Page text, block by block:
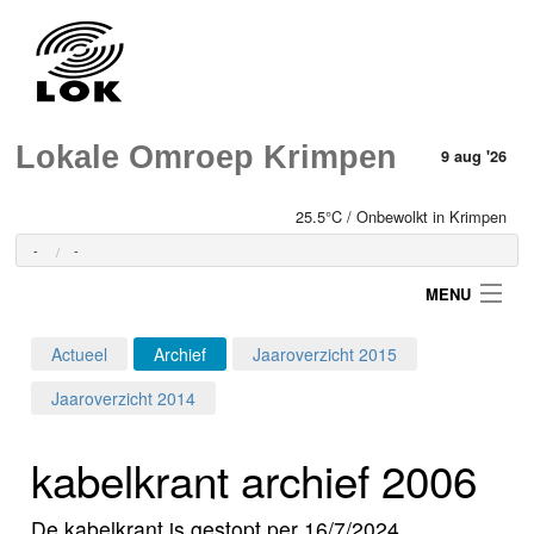
Lokale Omroep Krimpen 9 aug '26
25.5°C / Onbewolkt in Krimpen
- -
MENU
Programma's
Actueel Archief
Jaaroverzicht 2015
Jaaroverzicht 2014
kabelkrant archief 2006